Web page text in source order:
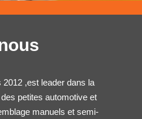
,est leader dans la
des petitesautomotive et
manuels et semi-